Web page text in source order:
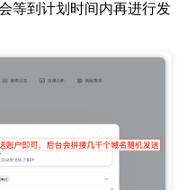
等到计划时间内再进行发